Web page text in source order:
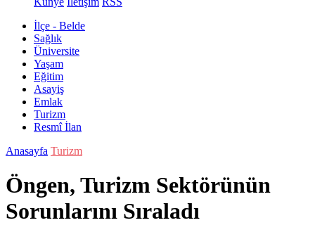
İlçe - Belde
Sağlık
Üniversite
Yaşam
Eğitim
Asayiş
Emlak
Turizm
Resmî İlan
Anasayfa Turizm
Öngen, Turizm Sektörünün
Sorunlarını Sıraladı